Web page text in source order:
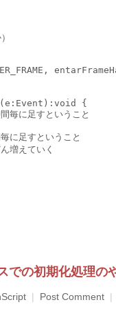
{
での初期化処理の
| Post Comment |